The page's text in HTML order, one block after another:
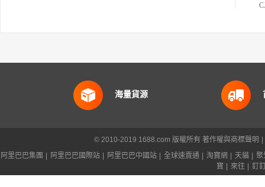
海量貨源
© 2010-2019 1688.com 版權所有 著作權與商標聲明
阿里巴巴集團
阿里巴巴國際站 阿里巴巴中國站 全球速賣通 淘寶網 天貓
聚
寶
來往 釘